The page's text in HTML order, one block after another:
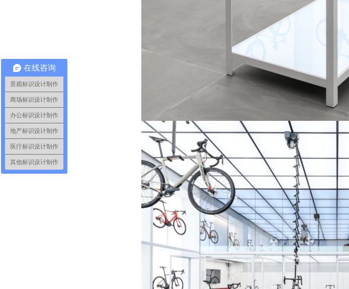
在线咨询
景观标识设计制作
商场标识设计制作
办公标识设计制作
地产标识设计制作
医疗标识设计制作
其他标识设计制作